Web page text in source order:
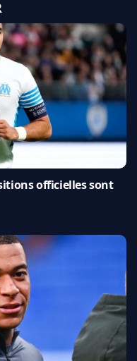
officielles sont